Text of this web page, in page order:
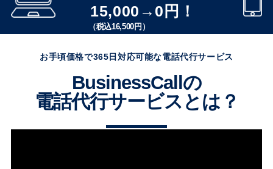
15,000→0円！
（税込16,500円）
お手頃価格で365日対応可能な電話代行サービス
BusinessCallの
電話代行サービスとは？